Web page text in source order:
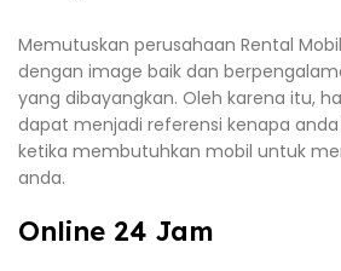
Memutuskan perusahaan Rental
dengan image baik dan
yang dibayangkan. Oleh karena itu,
dapat menjadi referensi kenapa
ketika membutuhkan mobil untuk
anda.
Online 24 Jam